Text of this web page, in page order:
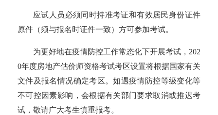
应试人员必须同时持准考证和有效居民身份证件
原件（须与报名时证件一致）方可参加考试。
为更好地在疫情防控工作常态化下开展考试， 202
0年度房地产估价师资格考试考区设置将根据国家有关
文件及报名情况确定考区。如遇疫情防控等级变化等
不可控因素影响，会根据有关部门要求取消或推迟考
试，敬请广大考生慎重报考。